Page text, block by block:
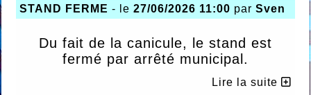
STAND FERME - le 27/06/2026 11:00 par Sven
Du fait de la canicule, le stand est
fermé par arrêté municipal.
Lire la suite